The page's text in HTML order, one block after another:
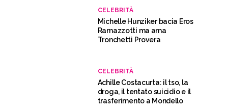
CELEBRITÀ
Michelle Hunziker bacia Eros
Ramazzotti ma ama
Tronchetti Provera
CELEBRITÀ
Achille Costacurta: il tso, la
droga, il tentato suicidio e il
trasferimento a Mondello